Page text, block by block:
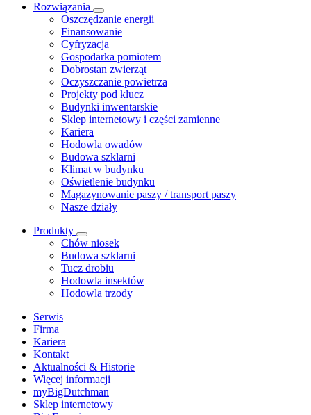
Rozwiązania
​Oszczędzanie energii
Finansowanie
Cyfryzacja
Gospodarka pomiotem
Dobrostan zwierząt
Oczyszczanie powietrza
Projekty pod klucz
Budynki inwentarskie
Sklep internetowy i części zamienne
Kariera
Hodowla owadów
Budowa szklarni
Klimat w budynku
Oświetlenie budynku
Magazynowanie paszy / transport paszy
Nasze działy
Produkty
Chów niosek
Budowa szklarni
Tucz drobiu
Hodowla insektów
Hodowla trzody
Serwis
Firma
Kariera
Kontakt
Aktualności & Historie
Więcej informacji
myBigDutchman
Sklep internetowy